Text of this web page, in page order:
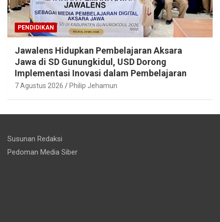
PENDIDIKAN
Jawalens Hidupkan Pembelajaran Aksara
Jawa di SD Gunungkidul, USD Dorong
Implementasi Inovasi dalam Pembelajaran
7 Agustus 2026 Philip Jehamun
Susunan Redaksi
Pedoman Media Siber